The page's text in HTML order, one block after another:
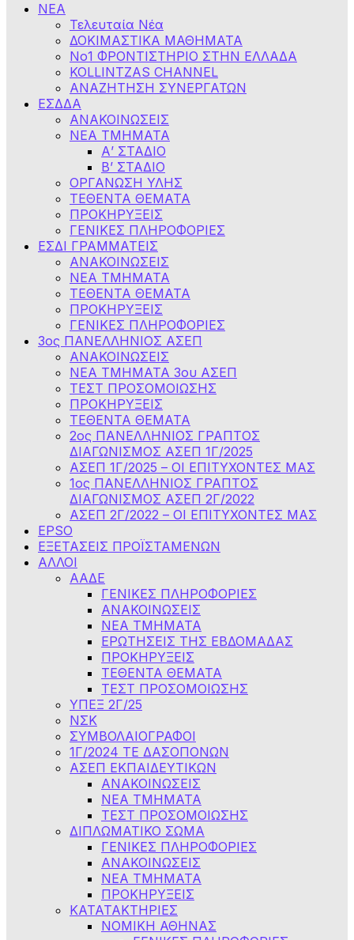
ΝΕΑ
Τελευταία Νέα
ΔΟΚΙΜΑΣΤΙΚΑ ΜΑΘΗΜΑΤΑ
Νο1 ΦΡΟΝΤΙΣΤΗΡΙΟ ΣΤΗΝ ΕΛΛΑΔΑ
KOLLINTZAS CHANNEL
ΑΝΑΖΗΤΗΣΗ ΣΥΝΕΡΓΑΤΩΝ
ΕΣΔΔΑ
ΑΝΑΚΟΙΝΩΣΕΙΣ
ΝΕΑ ΤΜΗΜΑΤΑ
Α’ ΣΤΑΔΙΟ
Β’ ΣΤΑΔΙΟ
ΟΡΓΑΝΩΣΗ ΥΛΗΣ
ΤΕΘΕΝΤΑ ΘΕΜΑΤΑ
ΠΡΟΚΗΡΥΞΕΙΣ
ΓΕΝΙΚΕΣ ΠΛΗΡΟΦΟΡΙΕΣ
ΕΣΔΙ ΓΡΑΜΜΑΤΕΙΣ
ΑΝΑΚΟΙΝΩΣΕΙΣ
ΝΕΑ ΤΜΗΜΑΤΑ
ΤΕΘΕΝΤΑ ΘΕΜΑΤΑ
ΠΡΟΚΗΡΥΞΕΙΣ
ΓΕΝΙΚΕΣ ΠΛΗΡΟΦΟΡΙΕΣ
3ος ΠΑΝΕΛΛΗΝΙΟΣ ΑΣΕΠ
ΑΝΑΚΟΙΝΩΣΕΙΣ
ΝΕΑ ΤΜΗΜΑΤΑ 3ου ΑΣΕΠ
ΤΕΣΤ ΠΡΟΣΟΜΟΙΩΣΗΣ
ΠΡΟΚΗΡΥΞΕΙΣ
ΤΕΘΕΝΤΑ ΘΕΜΑΤΑ
2ος ΠΑΝΕΛΛΗΝΙΟΣ ΓΡΑΠΤΟΣ
ΔΙΑΓΩΝΙΣΜΟΣ ΑΣΕΠ 1Γ/2025
ΑΣΕΠ 1Γ/2025 – ΟΙ ΕΠΙΤΥΧΟΝΤΕΣ ΜΑΣ
1ος ΠΑΝΕΛΛΗΝΙΟΣ ΓΡΑΠΤΟΣ
ΔΙΑΓΩΝΙΣΜΟΣ ΑΣΕΠ 2Γ/2022
ΑΣΕΠ 2Γ/2022 – ΟΙ ΕΠΙΤΥΧΟΝΤΕΣ ΜΑΣ
EPSO
ΕΞΕΤΑΣΕΙΣ ΠΡΟΪΣΤΑΜΕΝΩΝ
ΑΛΛΟΙ
ΑΑΔΕ
ΓΕΝΙΚΕΣ ΠΛΗΡΟΦΟΡΙΕΣ
ΑΝΑΚΟΙΝΩΣΕΙΣ
NEA TMHMATA
ΕΡΩΤΗΣΕΙΣ ΤΗΣ ΕΒΔΟΜΑΔΑΣ
ΠΡΟΚΗΡΥΞΕΙΣ
ΤΕΘΕΝΤΑ ΘΕΜΑΤΑ
ΤΕΣΤ ΠΡΟΣΟΜΟΙΩΣΗΣ
ΥΠΕΞ 2Γ/25
ΝΣΚ
ΣΥΜΒΟΛΑΙΟΓΡΑΦΟΙ
1Γ/2024 ΤΕ ΔΑΣΟΠΟΝΩΝ
ΑΣΕΠ ΕΚΠΑΙΔΕΥΤΙΚΩΝ
ΑΝΑΚΟΙΝΩΣΕΙΣ
ΝΕΑ ΤΜΗΜΑΤΑ
ΤΕΣΤ ΠΡΟΣΟΜΟΙΩΣΗΣ
ΔΙΠΛΩΜΑΤΙΚΟ ΣΩΜΑ
ΓΕΝΙΚΕΣ ΠΛΗΡΟΦΟΡΙΕΣ
ΑΝΑΚΟΙΝΩΣΕΙΣ
ΝΕΑ ΤΜΗΜΑΤΑ
ΠΡΟΚΗΡΥΞΕΙΣ
ΚΑΤΑΤΑΚΤΗΡΙΕΣ
ΝΟΜΙΚΗ ΑΘΗΝΑΣ